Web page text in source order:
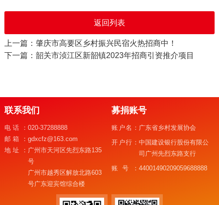
返回列表
上一篇：肇庆市高要区乡村振兴民宿火热招商中！
下一篇：韶关市浈江区新韶镇2023年招商引资推介项目
联系我们
电话： 020-37288888
邮箱： gdxcfz@163.com
地址： 广州市天河区先烈东路135
号
广州市越秀区解放北路603
号广东迎宾馆综合楼
募捐账号
账户名： 广东省乡村发展协会
开户行：中国建设银行股份有限公
司广州先烈东路支行
账号：44001490209059688888